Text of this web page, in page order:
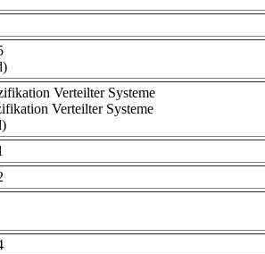
Verteilter Systeme
Verteilter Systeme